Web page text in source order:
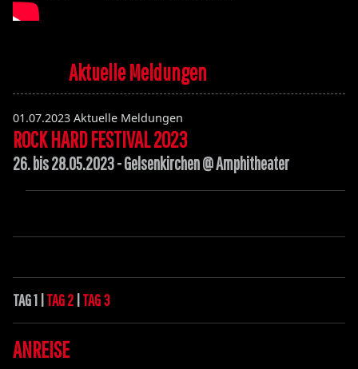
Aktuelle Meldungen
01.07.2023 Aktuelle Meldungen
ROCK HARD FESTIVAL 2023
26. bis 28.05.2023 - Gelsenkirchen @ Amphitheater
TAG 1 | TAG 2 | TAG 3
ANREISE